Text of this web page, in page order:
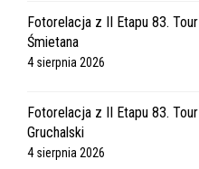
Fotorelacja z II Etapu 83.
Śmietana
4 sierpnia 2026
Fotorelacja z II Etapu 83.
Gruchalski
4 sierpnia 2026